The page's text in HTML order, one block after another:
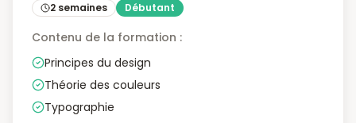
2 semaines Débutant
Contenu de la formation :
Principes du design
Théorie des couleurs
Typographie